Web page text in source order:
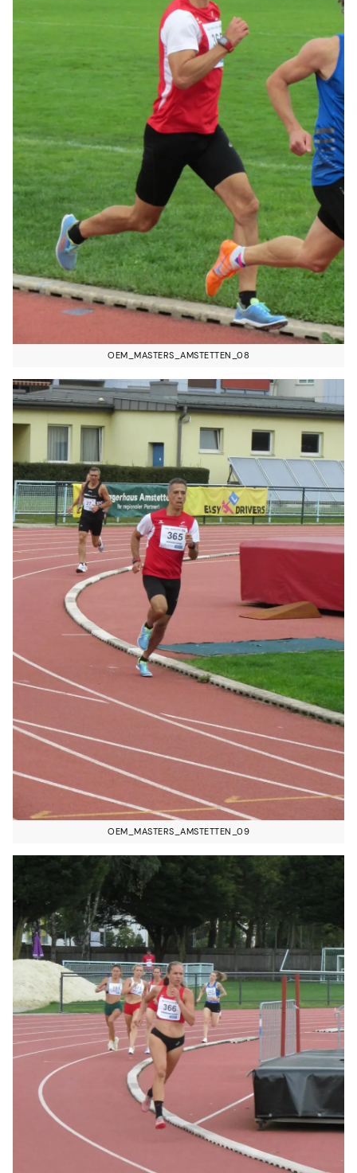
OEM_MASTERS_AMSTETTEN_08
OEM_MASTERS_AMSTETTEN_09